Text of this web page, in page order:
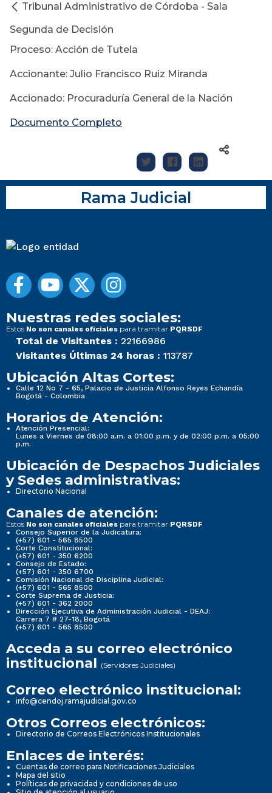
Tribunal Administrativo de Córdoba - Sala
Segunda de Decisión
Proceso: Acción de Tutela
Accionante: Julio Francisco Ruiz Miranda
Accionado: Procuraduría General de la Nación
Documento Completo
Rama Judicial
Nuestras redes sociales:
Estos No son canales oficiales para tramitar PQRSDF
Total de Visitantes : 22166986
Visitantes Últimas 24 horas : 113787
Ubicación Altas Cortes:
Calle 12 No 7 - 65, Palacio de Justicia Alfonso Reyes Echandía
Bogotá - Colombia
Horarios de Atención:
Atención Presencial:
Lunes a Viernes de 08:00 a.m. a 01:00 p.m. y de 02:00 p.m. a 05:00
p.m.
Ubicación de Despachos Judiciales
y Sedes administrativas:
Directorio Nacional
Canales de atención:
Estos No son canales oficiales para tramitar PQRSDF
Consejo Superior de la Judicatura:
(+57) 601 - 565 8500
Corte Constitucional:
(+57) 601 - 350 6200
Consejo de Estado:
(+57) 601 - 350 6700
Comisión Nacional de Disciplina Judicial:
(+57) 601 - 565 8500
Corte Suprema de Justicia:
(+57) 601 - 362 2000
Dirección Ejecutiva de Administración Judicial - DEAJ:
Carrera 7 # 27-18, Bogotá
(+57) 601 - 565 8500
Acceda a su correo electrónico
institucional (Servidores Judiciales)
Correo electrónico institucional:
info@cendoj.ramajudicial.gov.co
Otros Correos electrónicos:
Directorio de Correos Electrónicos Institucionales
Enlaces de interés:
Cuentas de correo para Notificaciones Judiciales
Mapa del sitio
Políticas de privacidad y condiciones de uso